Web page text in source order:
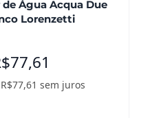
Água Acqua Due
Lorenzetti
77,61
R$77,61 sem juros